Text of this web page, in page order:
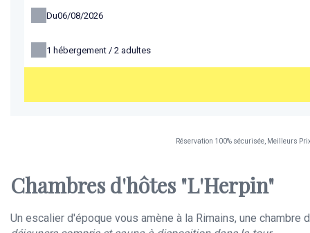
Du
1 hébergement / 2 adultes
Réservation 100% sécurisée, Meilleurs
Chambres d'hôtes "L'Herpin"
Un escalier d'époque vous amène à la Rimains, une